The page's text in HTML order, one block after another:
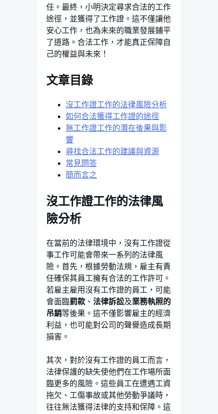
任。最終，小明決定尋求合法的工作
途徑，並獲得了工作證。這不僅讓他
安心工作，也為未來的職業發展鋪平
了道路。合法工作，才能真正保障自
己的權益與未來！
文章目錄
沒工作證工作的法律風險分析
如何合法獲得工作證的途徑
無工作證工作的潛在後果與影
響
尋找合法工作的建議與資源
常見問答
簡而言之
沒工作證工作的法律風
險分析
在當前的法律環境中，沒有工作證從
事工作可能會帶來一系列的法律風
險。首先，根據勞動法規，雇主有責
任確保其員工擁有合法的工作許可。
若雇主雇用沒有工作證的員工，可能
會面臨罰款 、 法律訴訟及業務執照的
吊銷等後果。這不僅影響雇主的經濟
利益，也可能對公司的聲譽造成長期
損害。
其次，對於沒有工作證的員工而言，
法律保護的缺失使他們在工作場所面
臨更多的風險。這些員工在遭遇工資
拖欠、工傷事故或其他勞動爭議時，
往往無法獲得法律的支持和保障。這